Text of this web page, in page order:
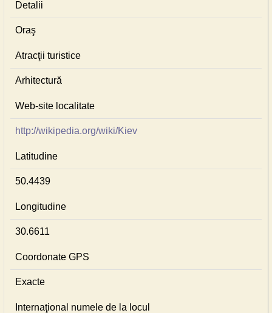
Detalii
Oraş
Atracţii turistice
Arhitectură
Web-site localitate
http://wikipedia.org/wiki/Kiev
Latitudine
50.4439
Longitudine
30.6611
Coordonate GPS
Exacte
Internaţional numele de la locul